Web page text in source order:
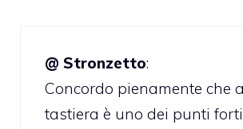
@ Stronzetto:
Concordo pienamente che
tastiera è uno dei punti forti